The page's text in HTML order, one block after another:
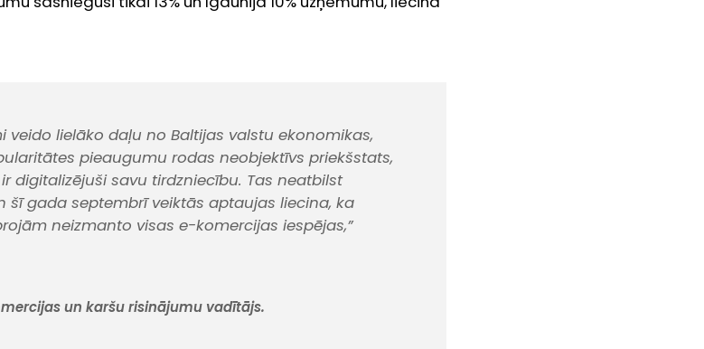
veido lielāko daļu no Baltijas valstu ekonomikas,
pieaugumu rodas neobjektīvs priekšstats,
digitalizējuši savu tirdzniecību. Tas neatbilst
šī gada septembrī veiktās aptaujas liecina, ka
neizmanto visas e-komercijas iespējas,”
un karšu risinājumu vadītājs.